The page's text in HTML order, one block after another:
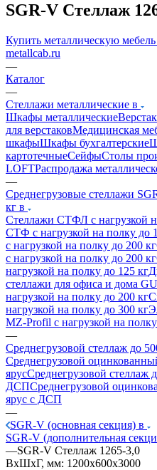
SGR-V Стеллаж
Купить металлическую
metallcab.ru
—
Каталог
—
Стеллажи металлические в
Шкафы металлические
для верстаковМедицинская
шкафыШкафы бухгалтерские
картотечныеСейфыСтолы
LOFTРаспродажа
—
Среднегрузовые стеллажи
кг в
Стеллажи СТФЛ с нагрузкой
СТФ с нагрузкой на полку до
с нагрузкой на полку до 200 кг
с нагрузкой на полку до 200 кг
нагрузкой на полку до 125 кг
стеллажи для офиса и дома
нагрузкой на полку до 200 кг
нагрузкой на полку до 300 кг
MZ-Profil с нагрузкой на
—
Среднегрузовой стеллаж до
Среднегрузовой
ярусСреднегрузовой стеллаж
ДСПСреднегрузовой
ярус с ДСП
—
SGR-V (основная секция) в
SGR-V (дополнительная
—SGR-V Стеллаж 1265-3,0
ВхШхГ, мм: 1200x600x3000